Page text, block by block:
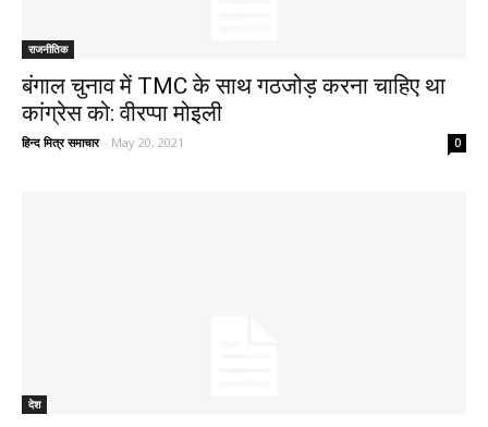
राजनीतिक
बंगाल चुनाव में TMC के साथ गठजोड़ करना चाहिए था
कांग्रेस को: वीरप्पा मोइली
हिन्द मित्र समाचार - May 20, 2021 0
देश